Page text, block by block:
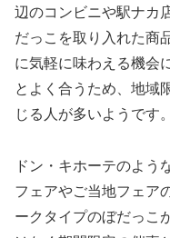
辺のコンビニや駅ナカ
だっこを取り入れた商
に気軽に味わえる機会
とよく合うため、地域
じる人が多いようです。
ドン・キホーテのよう
フェアやご当地フェア
ークタイプのぼだっこ